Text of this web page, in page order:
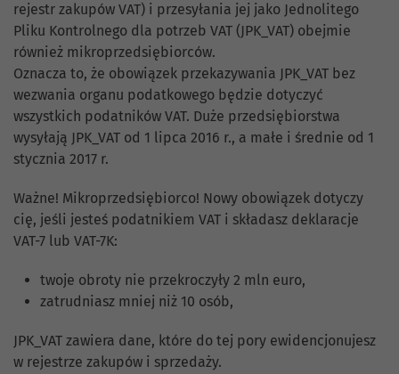
rejestr zakupów VAT) i przesyłania jej jako Jednolitego
Pliku Kontrolnego dla potrzeb VAT (JPK_VAT) obejmie
również mikroprzedsiębiorców.
Oznacza to, że obowiązek przekazywania JPK_VAT bez
wezwania organu podatkowego będzie dotyczyć
wszystkich podatników VAT. Duże przedsiębiorstwa
wysyłają JPK_VAT od 1 lipca 2016 r., a małe i średnie od 1
stycznia 2017 r.
Ważne! Mikroprzedsiębiorco! Nowy obowiązek dotyczy
cię, jeśli jesteś podatnikiem VAT i składasz deklaracje
VAT-7 lub VAT-7K:
twoje obroty nie przekroczyły 2 mln euro,
zatrudniasz mniej niż 10 osób,
JPK_VAT zawiera dane, które do tej pory ewidencjonujesz
w rejestrze zakupów i sprzedaży.